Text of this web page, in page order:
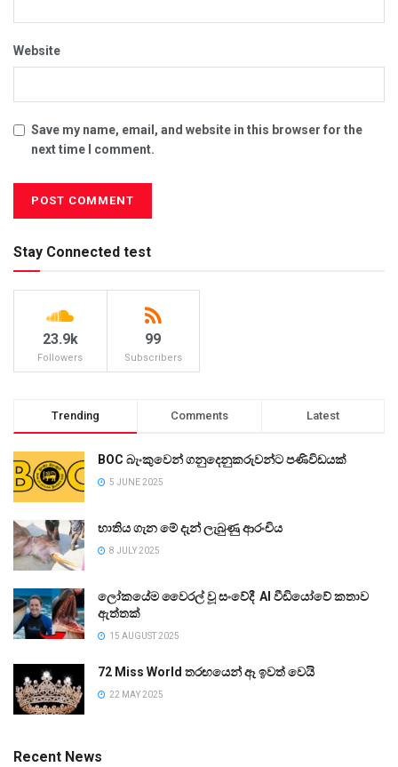
Website
Save my name, email, and website in this browser for the
next time I comment.
Stay Connected test
23.9k
Followers
99
Subscribers
Trending Comments Latest
BOC බැංකුවෙන් ගනුදෙනුකරුවන්ට පණිවිඩයක්
5 JUNE 2025
භාතිය ගැන මේ දැන් ලැබුණු ආරංචිය
8 JULY 2025
ලෝකයේම වෛරල් වූ සංවේදී AI වීඩියෝවේ කතාව
ඇත්තක්
15 AUGUST 2025
72 Miss World තරඟයෙන් ඈ ඉවත් වෙයි
22 MAY 2025
Recent News